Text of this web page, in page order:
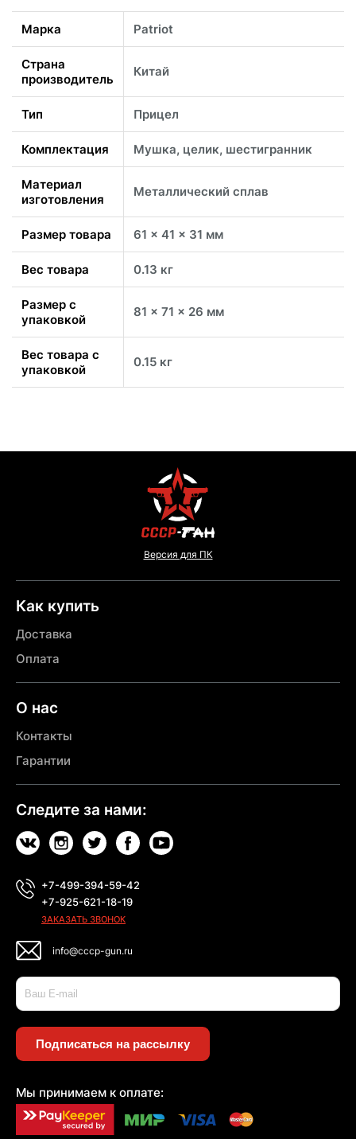
Марка Patriot
Страна
производитель
Китай
Тип Прицел
Комплектация Мушка, целик, шестигранник
Материал
изготовления
Металлический сплав
Размер товара 61 x 41 x 31 мм
Вес товара 0.13 кг
Размер с
упаковкой
81 x 71 x 26 мм
Вес товара с
упаковкой
0.15 кг
Версия для ПК
Как купить
Доставка
Оплата
О нас
Контакты
Гарантии
Следите за нами:
+7-499-394-59-42
+7-925-621-18-19
ЗАКАЗАТЬ ЗВОНОК
info@cccp-gun.ru
Подписаться на рассылку
Мы принимаем к оплате: